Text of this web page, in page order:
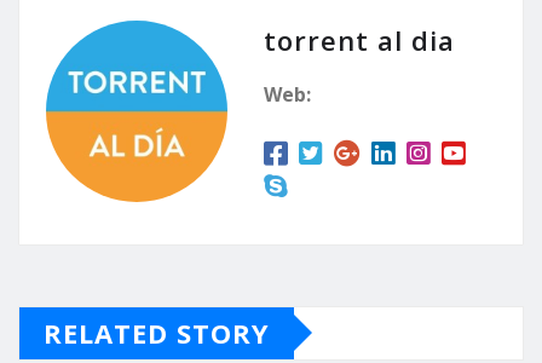
torrent al dia
Web:
RELATED STORY